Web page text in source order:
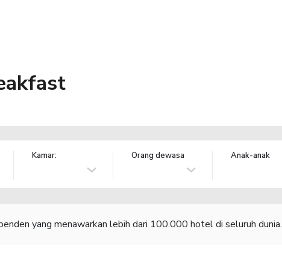
Kamar: Orang dewasa Anak-anak
yang menawarkan lebih dari 100.000 hotel di seluruh dunia.